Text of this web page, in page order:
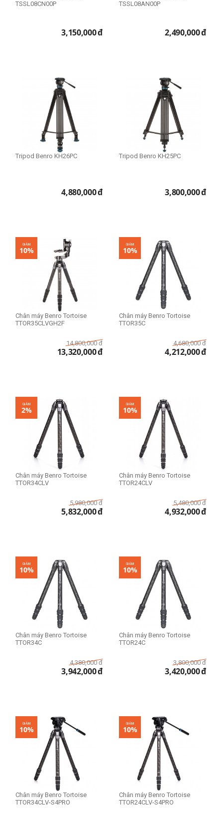
TSSL08CN00P
3,150,000đ
TSSL08AN00P
2,490,000đ
Tripod Benro KH26PC
4,880,000đ
Tripod Benro KH25PC
3,800,000đ
GIẢM
10%
Chân máy Benro Tortoise
TTOR35CLVGH2F
14,800,000 đ
13,320,000đ
GIẢM
10%
Chân máy Benro Tortoise
TTOR35C
4,680,000 đ
4,212,000đ
GIẢM
2%
Chân máy Benro Tortoise
TTOR34CLV
5,980,000 đ
5,832,000đ
GIẢM
10%
Chân máy Benro Tortoise
TTOR24CLV
5,480,000 đ
4,932,000đ
GIẢM
10%
Chân máy Benro Tortoise
TTOR34C
4,380,000 đ
3,942,000đ
GIẢM
10%
Chân máy Benro Tortoise
TTOR24C
3,800,000 đ
3,420,000đ
GIẢM
10%
Chân máy Benro Tortoise
TTOR34CLV-S4PRO
GIẢM
10%
Chân máy Benro Tortoise
TTOR24CLV-S4PRO